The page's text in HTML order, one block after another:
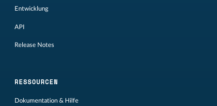
Entwicklung
API
Release Notes
RESSOURCEN
Dokumentation & Hilfe